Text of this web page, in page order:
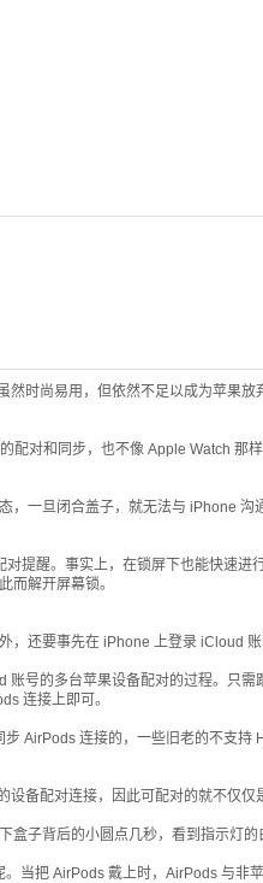
时尚易用，但依然不足以成为苹果
配对和同步，也不像 Apple Watch
一旦闭合盖子，就无法与 iPhone 沟
提醒。事实上，在锁屏下也能快速
而解开屏幕锁。
，还要事先在 iPhone 上登录 iCloud 账
号的多台苹果设备配对的过程。只
连接上即可。
AirPods 连接的，一些旧老的不支持
备配对连接，因此可配对的就不仅仅
子背后的小圆点几秒，看到指示灯
当把 AirPods 戴上时，AirPods 与